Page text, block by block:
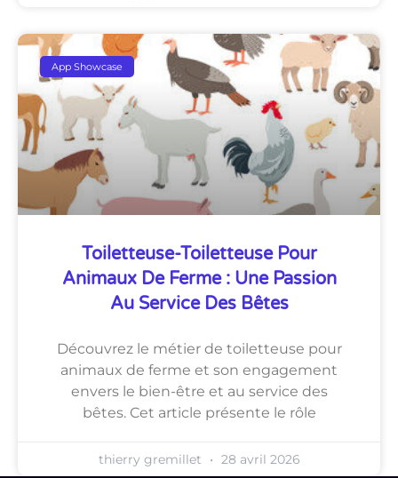
App Showcase
Toiletteuse-Toiletteuse Pour
Animaux De Ferme : Une Passion
Au Service Des Bêtes
Découvrez le métier de toiletteuse pour
animaux de ferme et son engagement
envers le bien-être et au service des
bêtes. Cet article présente le rôle
thierry gremillet 28 avril 2026